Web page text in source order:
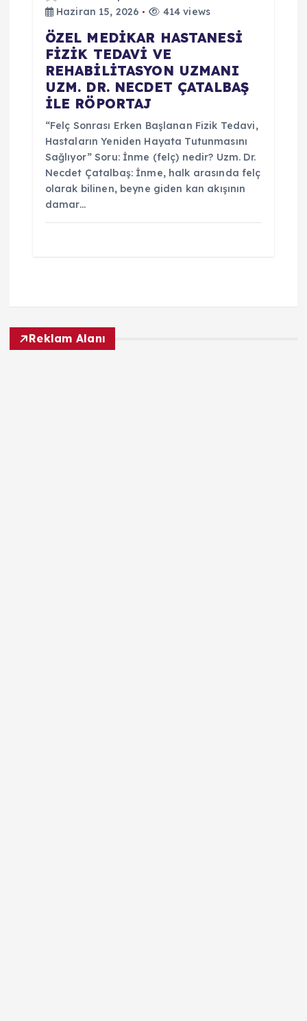
Haziran 15, 2026
414 views
ÖZEL MEDİKAR HASTANESİ
FİZİK TEDAVİ VE
REHABİLİTASYON UZMANI
UZM. DR. NECDET ÇATALBAŞ
İLE RÖPORTAJ
“Felç Sonrası Erken Başlanan Fizik Tedavi,
Hastaların Yeniden Hayata Tutunmasını
Sağlıyor” Soru: İnme (felç) nedir? Uzm. Dr.
Necdet Çatalbaş: İnme, halk arasında felç
olarak bilinen, beyne giden kan akışının
damar…
Reklam Alanı